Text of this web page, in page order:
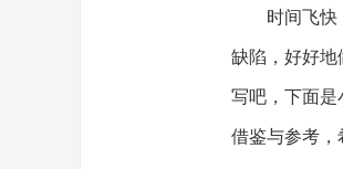
时间飞
缺陷，好好
写吧，下面
借鉴与参考，